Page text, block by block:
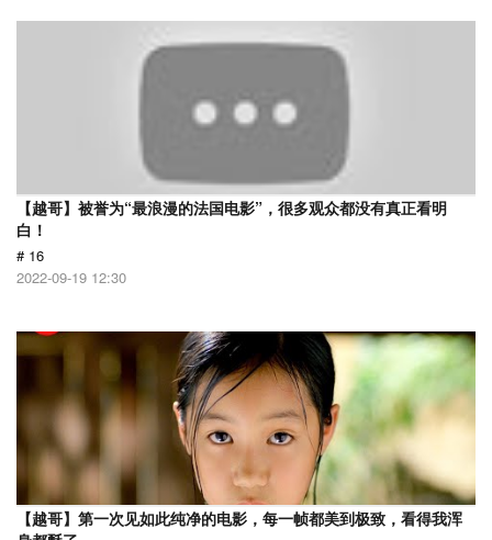
【越哥】被誉为“最浪漫的法国电影”，很多观众都没有真正看明
白！
# 16
2022-09-19 12:30
【越哥】第一次见如此纯净的电影，每一帧都美到极致，看得我浑